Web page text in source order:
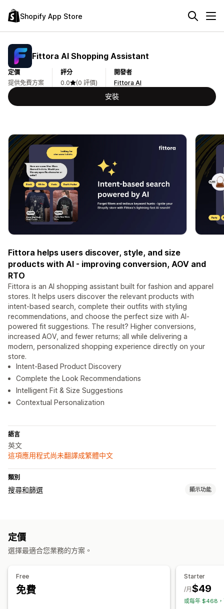
Shopify App Store
Fittora AI Shopping Assistant
定價
提供免費方案
評分
0.0
(0 評價)
開發者
Fittora AI
安裝
Fittora helps users discover, style, and size
products with AI - improving conversion, AOV and
RTO
Fittora is an AI shopping assistant built for fashion and apparel
stores. It helps users discover the relevant products with
intent-based search, complete their outfits with styling
recommendations, and choose the perfect size with AI-
powered fit suggestions. The result? Higher conversions,
increased AOV, and fewer returns; all while delivering a
modern, personalized shopping experience directly on your
store.
Intent-Based Product Discovery
Complete the Look Recommendations
Intelligent Fit & Size Suggestions
Contextual Personalization
語言
英文
這項應用程式尚未翻譯成繁體中文
類別
搜尋和篩選 顯示功能
分析
AI 深入分析
定價
選擇最適合您業務的方案。
Free
免費
Starter
$49
/月
或每年 $468